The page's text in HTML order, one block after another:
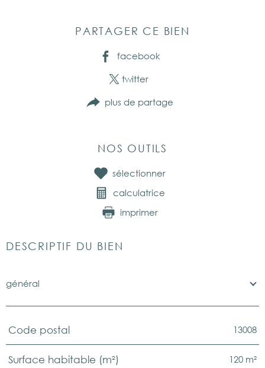
PARTAGER CE BIEN
facebook
twitter
plus de partage
NOS OUTILS
sélectionner
calculatrice
imprimer
DESCRIPTIF DU BIEN
général
TRAD_PAMPERO_Caracteristique
Code postal 13008
Surface habitable (m²) 120 m²